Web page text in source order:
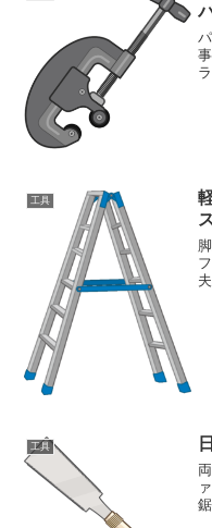
工具
工具